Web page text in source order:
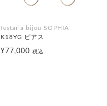
festaria bijou SOPHIA
K18YG ピアス
¥77,000 税込